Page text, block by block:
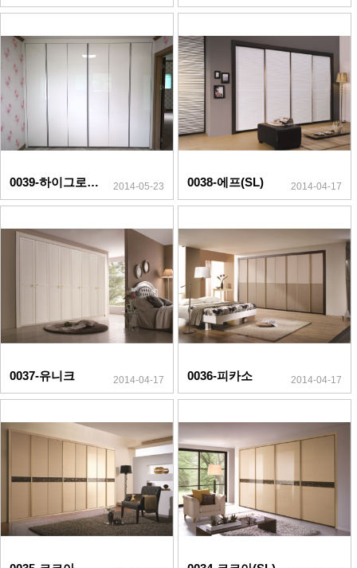
0039-하이그로시(실버) 2014-05-23 0038-에프(SL) 2014-04-17
0037-유니크 2014-04-17 0036-피카소 2014-04-17